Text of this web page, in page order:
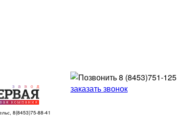
8(8453)75-88-41
8 (8453)751-125
заказать звонок